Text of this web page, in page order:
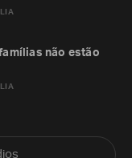
não estão